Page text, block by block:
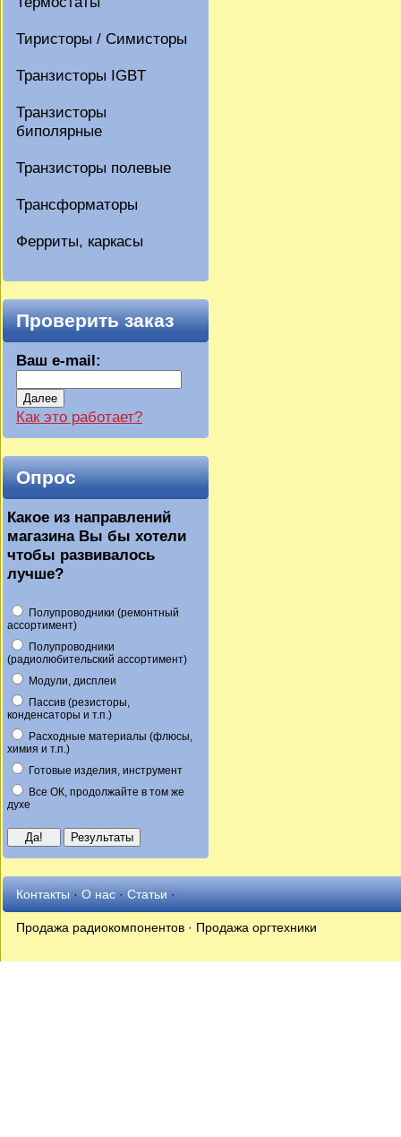
Тиристоры / Симисторы
Транзисторы IGBT
Транзисторы
биполярные
Транзисторы полевые
Трансформаторы
Ферриты, каркасы
Проверить заказ
Ваш e-mail:
Далее
Как это работает?
Опрос
Какое из направлений
магазина Вы бы хотели
чтобы развивалось
лучше?
Полупроводники (ремонтный
ассортимент)
Полупроводники
(радиолюбительский ассортимент)
Модули, дисплеи
Пассив (резисторы,
конденсаторы и т.п.)
Расходные материалы (флюсы,
химия и т.п.)
Готовые изделия, инструмент
Все ОК, продолжайте в том же
духе
Контакты·О нас·Статьи·
Продажа радиокомпонентов · Продажа оргтехники